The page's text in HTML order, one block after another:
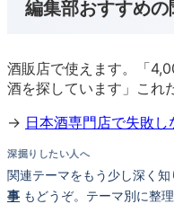
編集部おすすめの
酒販店で使えます。「
酒を探しています」これ
→ 日本酒専門店で失敗し
深掘りしたい人へ
関連テーマをもう少し深く知
事 もどうぞ。テーマ別に整